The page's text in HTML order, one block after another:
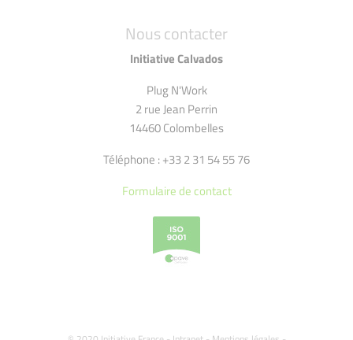
Nous contacter
Initiative Calvados
Plug N'Work
2 rue Jean Perrin
14460 Colombelles
Téléphone : +33 2 31 54 55 76
Formulaire de contact